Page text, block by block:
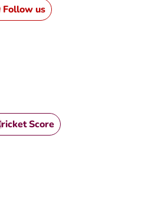
Follow us
Score